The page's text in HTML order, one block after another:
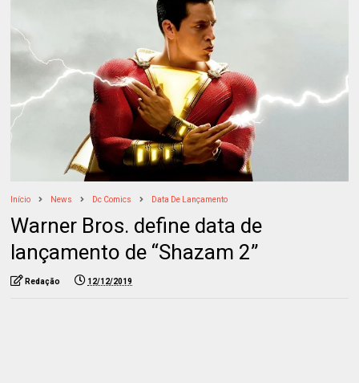
Início News Dc Comics Data De Lançamento
Warner Bros. define data de
lançamento de “Shazam 2”
Redação 12/12/2019